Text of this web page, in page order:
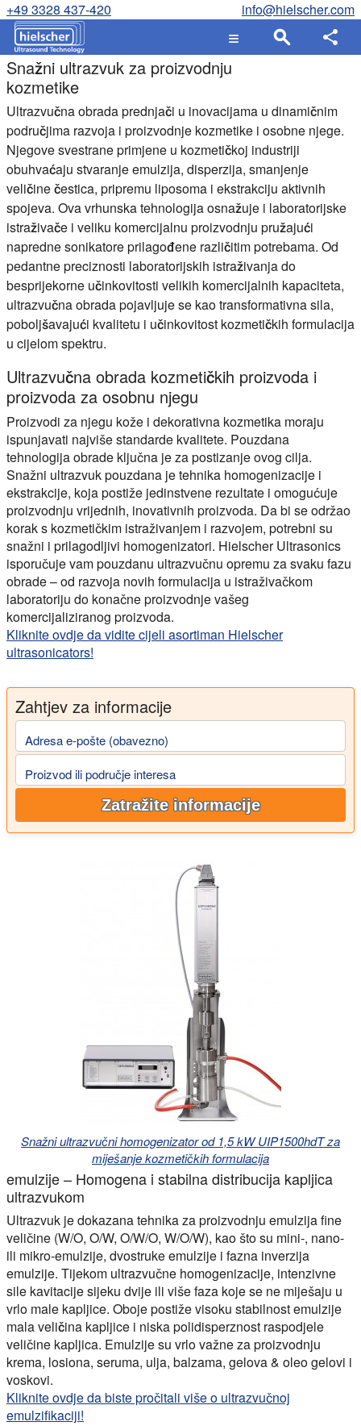
+49 3328 437-420 info@hielscher.com
Snažni ultrazvuk za proizvodnju
kozmetike
Ultrazvučna obrada prednjači u inovacijama u dinamičnim
područjima razvoja i proizvodnje kozmetike i osobne njege.
Njegove svestrane primjene u kozmetičkoj industriji
obuhvaćaju stvaranje emulzija, disperzija, smanjenje
veličine čestica, pripremu liposoma i ekstrakciju aktivnih
spojeva. Ova vrhunska tehnologija osnažuje i laboratorijske
istraživače i veliku komercijalnu proizvodnju pružajući
napredne sonikatore prilagođene različitim potrebama. Od
pedantne preciznosti laboratorijskih istraživanja do
besprijekorne učinkovitosti velikih komercijalnih kapaciteta,
ultrazvučna obrada pojavljuje se kao transformativna sila,
poboljšavajući kvalitetu i učinkovitost kozmetičkih formulacija
u cijelom spektru.
Ultrazvučna obrada kozmetičkih proizvoda i
proizvoda za osobnu njegu
Proizvodi za njegu kože i dekorativna kozmetika moraju
ispunjavati najviše standarde kvalitete. Pouzdana
tehnologija obrade ključna je za postizanje ovog cilja.
Snažni ultrazvuk pouzdana je tehnika homogenizacije i
ekstrakcije, koja postiže jedinstvene rezultate i omogućuje
proizvodnju vrijednih, inovativnih proizvoda. Da bi se održao
korak s kozmetičkim istraživanjem i razvojem, potrebni su
snažni i prilagodljivi homogenizatori. Hielscher Ultrasonics
isporučuje vam pouzdanu ultrazvučnu opremu za svaku fazu
obrade – od razvoja novih formulacija u istraživačkom
laboratoriju do konačne proizvodnje vašeg
komercijaliziranog proizvoda.
Kliknite ovdje da vidite cijeli asortiman Hielscher
ultrasonicators!
Zahtjev za informacije
Adresa e-pošte (obavezno)
Proizvod ili područje interesa
Zatražite informacije
Snažni ultrazvučni homogenizator od 1,5 kW UIP1500hdT za
miješanje kozmetičkih formulacija
emulzije – Homogena i stabilna distribucija kapljica
ultrazvukom
Ultrazvuk je dokazana tehnika za proizvodnju emulzija fine
veličine (W/O, O/W, O/W/O, W/O/W), kao što su mini-, nano-
ili mikro-emulzije, dvostruke emulzije i fazna inverzija
emulzije. Tijekom ultrazvučne homogenizacije, intenzivne
sile kavitacije sijeku dvije ili više faza koje se ne miješaju u
vrlo male kapljice. Oboje postiže visoku stabilnost emulzije
mala veličina kapljice i niska polidisperznost raspodjele
veličine kapljica. Emulzije su vrlo važne za proizvodnju
krema, losiona, seruma, ulja, balzama, gelova & oleo gelovi i
voskovi.
Kliknite ovdje da biste pročitali više o ultrazvučnoj
emulzifikaciji!